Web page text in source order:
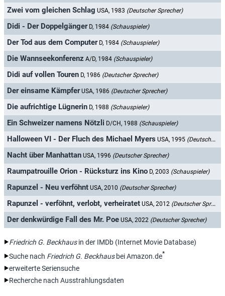
Zwei vom gleichen Schlag USA, 1983 (Deutscher Sprecher)
Didi - Der Doppelgänger D, 1984 (Schauspieler)
Der Tod aus dem Computer D, 1984 (Schauspieler)
Die Wannseekonferenz A/D, 1984 (Schauspieler)
Didi auf vollen Touren D, 1986 (Deutscher Sprecher)
Der einsame Kämpfer USA, 1986 (Deutscher Sprecher)
Die aufrichtige Lügnerin D, 1988 (Schauspieler)
Ein Schweizer namens Nötzli D/CH, 1988 (Schauspieler)
Halloween VI - Der Fluch des Michael Myers USA, 1995 (Deutscher Sprecher)
Nacht über Manhattan USA, 1996 (Deutscher Sprecher)
Raumpatrouille Orion - Rücksturz ins Kino D, 2003 (Schauspieler)
Rapunzel - Neu verföhnt USA, 2010 (Deutscher Sprecher)
Rapunzel - verföhnt, verlobt, verheiratet USA, 2012 (Deutscher Sprecher)
Der denkwürdige Fall des Mr. Poe USA, 2022 (Deutscher Sprecher)
Friedrich G. Beckhausin der IMDb (Internet Movie Database)
Suche nach Friedrich G. Beckhausbei Amazon.de*
erweiterte Seriensuche
Recherche nach Ausstrahlungsdaten